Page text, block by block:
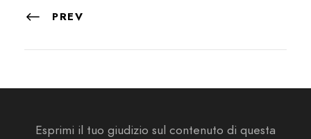
PREV
Esprimi il tuo giudizio sul contenuto di questa